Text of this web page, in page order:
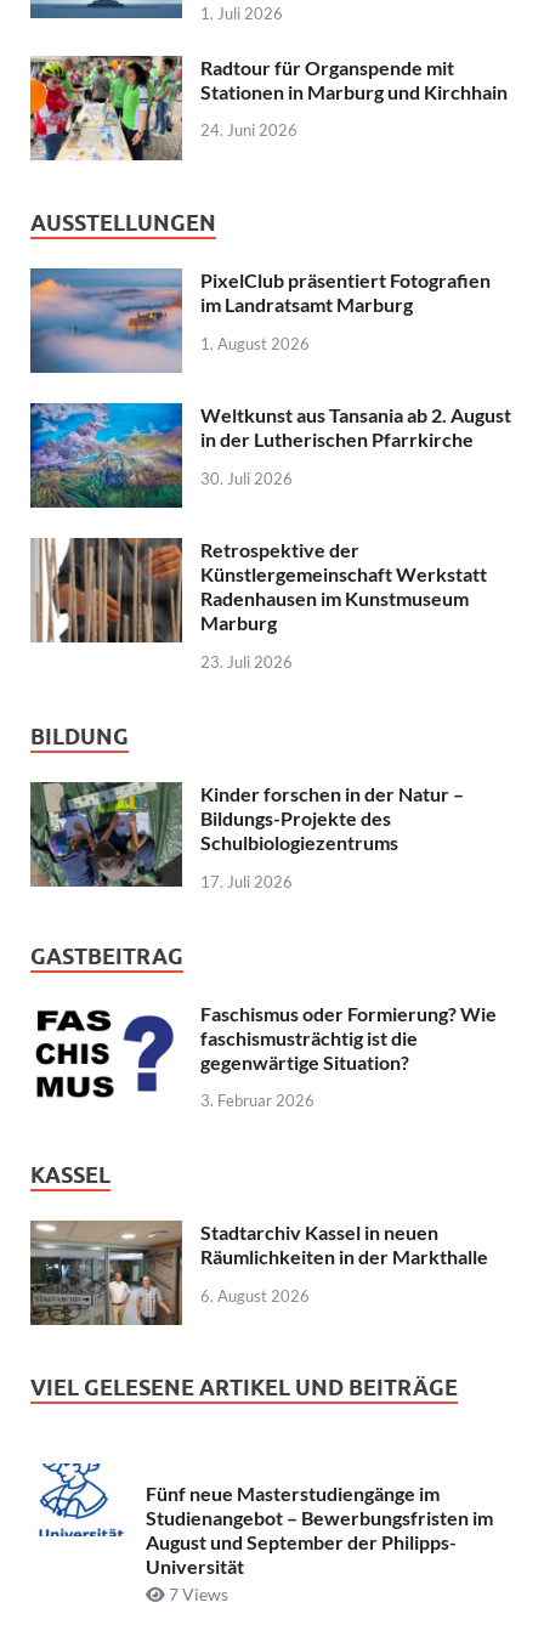
1. Juli 2026
Radtour für Organspende mit
Stationen in Marburg und Kirchhain
24. Juni 2026
AUSSTELLUNGEN
PixelClub präsentiert Fotografien
im Landratsamt Marburg
1. August 2026
Weltkunst aus Tansania ab 2. August
in der Lutherischen Pfarrkirche
30. Juli 2026
Retrospektive der
Künstlergemeinschaft Werkstatt
Radenhausen im Kunstmuseum
Marburg
23. Juli 2026
BILDUNG
Kinder forschen in der Natur –
Bildungs-Projekte des
Schulbiologiezentrums
17. Juli 2026
GASTBEITRAG
Faschismus oder Formierung? Wie
faschismusträchtig ist die
gegenwärtige Situation?
3. Februar 2026
KASSEL
Stadtarchiv Kassel in neuen
Räumlichkeiten in der Markthalle
6. August 2026
VIEL GELESENE ARTIKEL UND BEITRÄGE
Fünf neue Masterstudiengänge im
Studienangebot – Bewerbungsfristen im
August und September der Philipps-
Universität
7 Views